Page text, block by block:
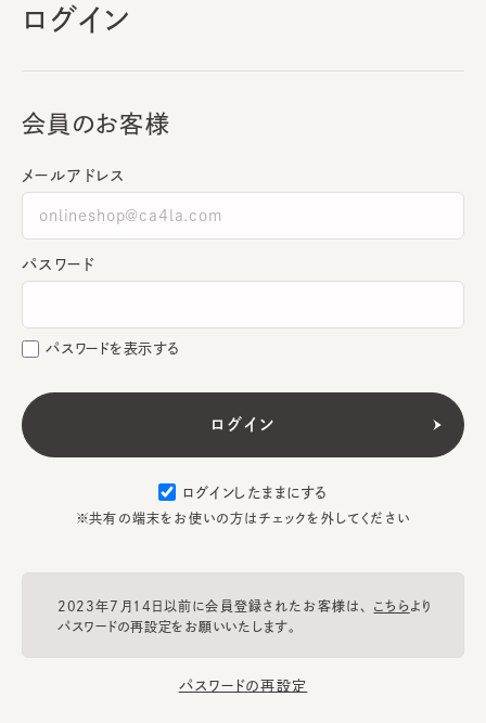
ログイン
会員のお客様
メールアドレス
パスワード
パスワードを表示する
ログインしたままにする
※共有の端末をお使いの方はチェックを外してください
2023年7月14日以前に会員登録されたお客様は、 こちらより
パスワードの再設定をお願いいたします。
パスワードの再設定